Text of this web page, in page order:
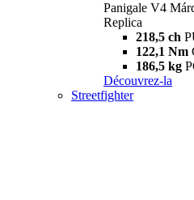
Panigale V4
Replica
218,5 ch
122,1 Nm
186,5 kg
Découvrez-la
Streetfighter